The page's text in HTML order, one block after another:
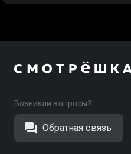
Возникли вопросы?
Обратная связь